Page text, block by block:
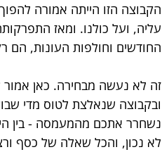
הקבוצה הזו הייתה אמורה
עליה, ועל כולנו. ומאז
החודשים וחולפות העונות, הם
זה לא נעשה מבחירה. כאן
ובקבוצה שנאלצת לטוס מדי
נשחרר אתכם מהמעמסה - בין
לא נכון, והכל שאלה של כסף